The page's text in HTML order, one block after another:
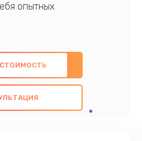
опытных
знаниями и
качественный ремонт с
компонентов, а
всех
цель - предоставить